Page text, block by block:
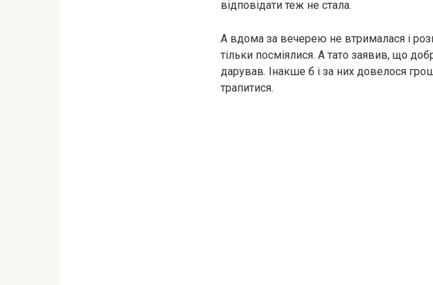
відповідати теж не стала.
А вдома за вечерею не втрималася і
тільки посміялися. А тато заявив, що
дарував. Інакше б і за них довелося
трапитися.